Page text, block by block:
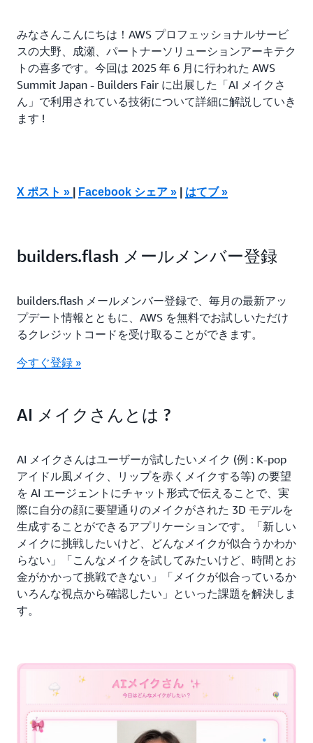
みなさんこんにちは！AWS プロフェッショナルサービ
スの大野、成瀬、パートナーソリューションアーキテク
トの喜多です。今回は 2025 年 6 月に行われた AWS
Summit Japan - Builders Fair に出展した「AI メイクさ
ん」で利用されている技術について詳細に解説していき
ます !
X ポスト » Facebook シェア » はてブ »
builders.flash メールメンバー登録
builders.flash メールメンバー登録で、毎月の最新アッ
プデート情報とともに、AWS を無料でお試しいただけ
るクレジットコードを受け取ることができます。
今すぐ登録 »
AI メイクさんとは ?
AI メイクさんはユーザーが試したいメイク (例 : K-pop
アイドル風メイク、リップを赤くメイクする等) の要望
を AI エージェントにチャット形式で伝えることで、実
際に自分の顔に要望通りのメイクがされた 3D モデルを
生成することができるアプリケーションです。「新しい
メイクに挑戦したいけど、どんなメイクが似合うかわか
らない」「こんなメイクを試してみたいけど、時間とお
金がかかって挑戦できない」「メイクが似合っているか
いろんな視点から確認したい」といった課題を解決しま
す。